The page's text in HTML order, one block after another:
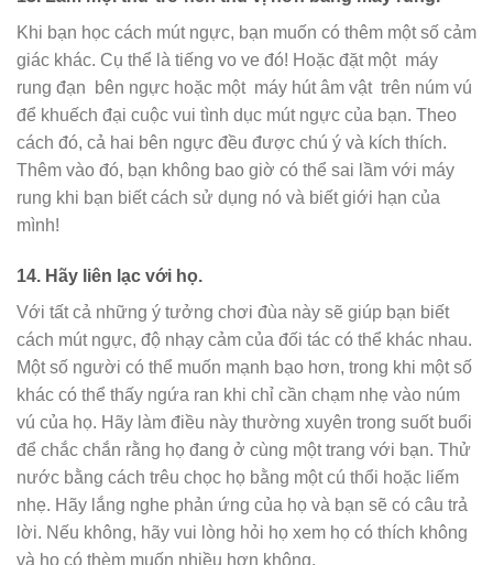
Khi bạn học cách mút ngực, bạn muốn có thêm một số cảm
giác khác. Cụ thể là tiếng vo ve đó! Hoặc đặt một máy
rung đạn bên ngực hoặc một máy hút âm vậttrên núm vú
để khuếch đại cuộc vui tình dục mút ngực của bạn. Theo
cách đó, cả hai bên ngực đều được chú ý và kích thích.
Thêm vào đó, bạn không bao giờ có thể sai lầm với máy
rung khi bạn biết cách sử dụng nó và biết giới hạn của
mình!
14. Hãy liên lạc với họ.
Với tất cả những ý tưởng chơi đùa này sẽ giúp bạn biết
cách mút ngực, độ nhạy cảm của đối tác có thể khác nhau.
Một số người có thể muốn mạnh bạo hơn, trong khi một số
khác có thể thấy ngứa ran khi chỉ cần chạm nhẹ vào núm
vú của họ. Hãy làm điều này thường xuyên trong suốt buổi
để chắc chắn rằng họ đang ở cùng một trang với bạn. Thử
nước bằng cách trêu chọc họ bằng một cú thổi hoặc liếm
nhẹ. Hãy lắng nghe phản ứng của họ và bạn sẽ có câu trả
lời. Nếu không, hãy vui lòng hỏi họ xem họ có thích không
và họ có thèm muốn nhiều hơn không.